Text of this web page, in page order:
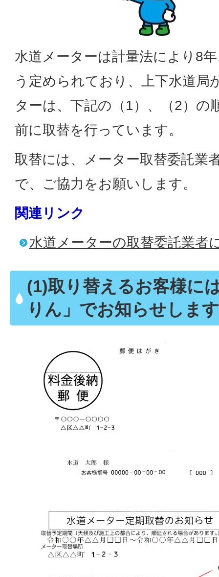
水道メーターは計量法により8
う定められており、上下水道局
ターは、下記の（1）、（2）の
前に取替を行っています。
取替には、メーター取替委託業
で、ご協力をお願いします。
関連リンク
水道メーターの取替委託業者
(1)取り替えるお客様に
りん」でお知らせします